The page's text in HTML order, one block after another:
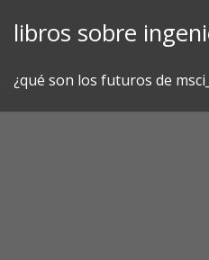
libros sobre
¿qué son los futuros de msci_